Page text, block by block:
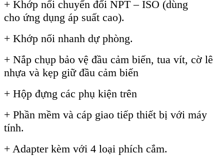
+ Khớp nối chuyển đổi NPT – ISO (dùng
cho ứng dụng áp suất cao).
+ Khớp nối nhanh dự phòng.
+ Nắp chụp bảo vệ đầu cảm biến, tua vít, cờ lê
nhựa và kẹp giữ đầu cảm biến
+ Hộp đựng các phụ kiện trên
+ Phần mềm và cáp giao tiếp thiết bị với máy
tính.
+ Adapter kèm với 4 loại phích cắm.